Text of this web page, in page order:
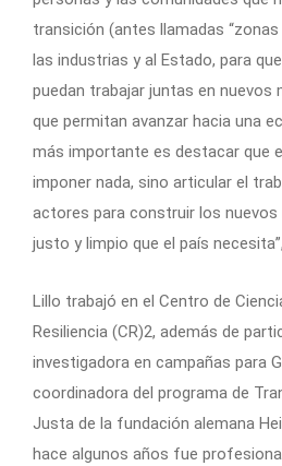
transición (antes llamadas
las industrias y al Estado, para
puedan trabajar juntas en nuevos
que permitan avanzar hacia una
más importante es destacar que
imponer nada, sino articular el
actores para construir los
justo y limpio que el país
Lillo trabajó en el Centro de
Resiliencia (CR)2, además de
investigadora en campañas para
coordinadora del programa de
Justa de la fundación alemana
hace algunos años fue